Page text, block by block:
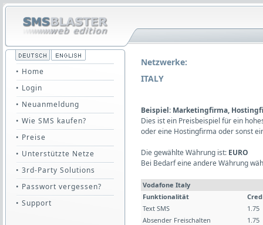
• Home
• Login
• Neuanmeldung
• Wie SMS kaufen?
• Preise
• Unterstützte Netze
• 3rd-Party Solutions
• Passwort vergessen?
• Support
Netzwerke:
ITALY
Beispiel: Marketingfirma,
Dies ist ein Preisbeispiel für ein
oder eine Hostingfirma oder sonst
Die gewählte Währung ist: EURO
Bei Bedarf eine andere Währung
Vodafone Italy
Funktionalität
Text SMS
1.75
Absender Freischalten
1.75